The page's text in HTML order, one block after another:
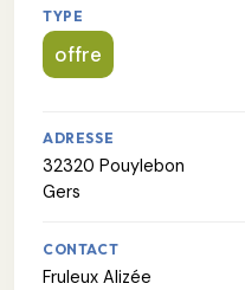
TYPE
offre
ADRESSE
32320 Pouylebon
Gers
CONTACT
Fruleux Alizée